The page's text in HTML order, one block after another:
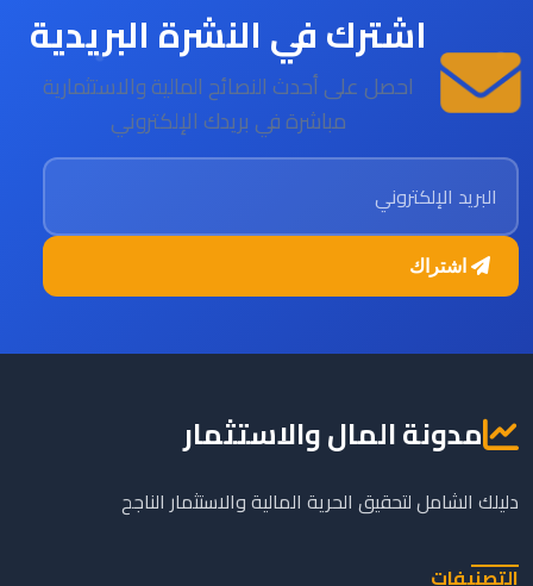
اشترك في النشرة البريدية
احصل على أحدث النصائح المالية والاستثمارية
مباشرة في بريدك الإلكتروني
البريد الإلكتروني
مدونة المال والاستثمار
دليلك الشامل لتحقيق الحرية المالية والاستثمار الناجح
التصنيفات